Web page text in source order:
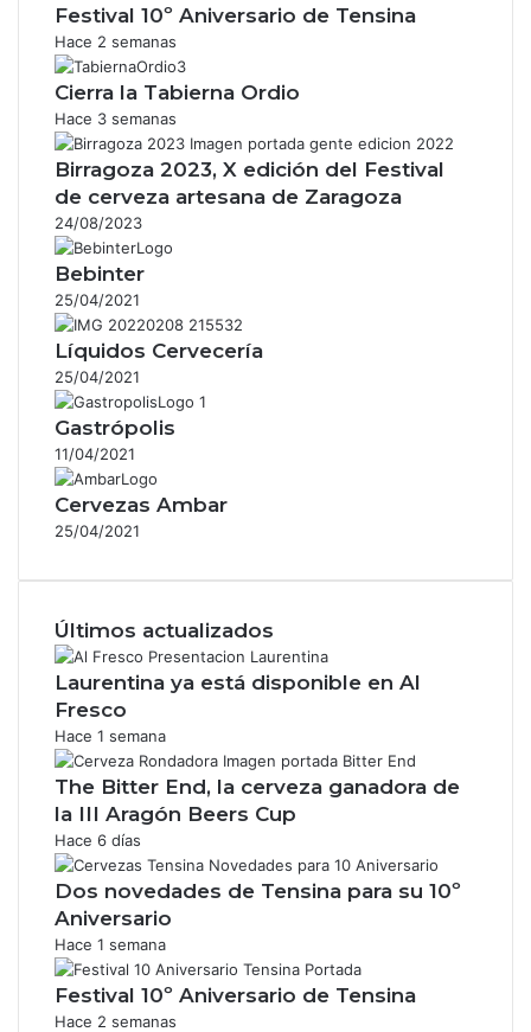
Festival 10º Aniversario de Tensina
Hace 2 semanas
Cierra la Tabierna Ordio
Hace 3 semanas
Birragoza 2023, X edición del Festival
de cerveza artesana de Zaragoza
24/08/2023
Bebinter
25/04/2021
Líquidos Cervecería
25/04/2021
Gastrópolis
11/04/2021
Cervezas Ambar
25/04/2021
Últimos actualizados
Laurentina ya está disponible en Al
Fresco
Hace 1 semana
The Bitter End, la cerveza ganadora de
la III Aragón Beers Cup
Hace 6 días
Dos novedades de Tensina para su 10º
Aniversario
Hace 1 semana
Festival 10º Aniversario de Tensina
Hace 2 semanas